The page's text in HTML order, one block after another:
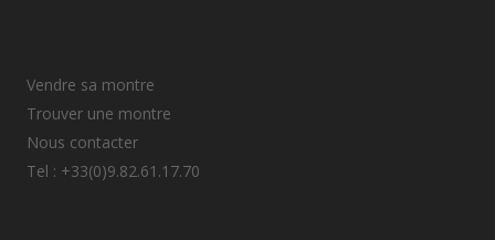
Vendre sa montre
Trouver une montre
Nous contacter
Tel : +33(0)9.82.61.17.70